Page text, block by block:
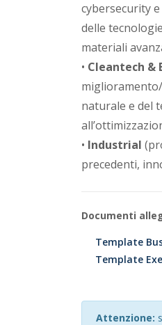
cybersecurity
delle
materiali
• Cleantech &
naturale e del
• Industrial
precedenti,
Documenti
Template
Template
Attenzione: